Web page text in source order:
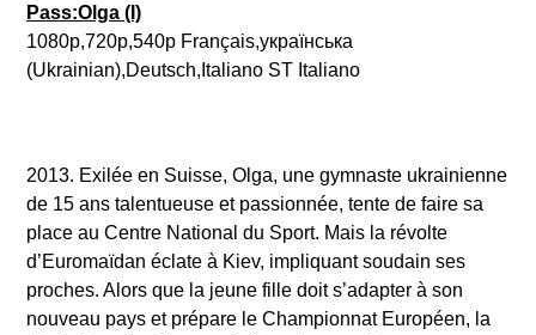
Pass:Olga (I)
1080p,720p,540p Français,українська
(Ukrainian),Deutsch,Italiano ST Italiano
2013. Exilée en Suisse, Olga, une gymnaste ukrainienne
de 15 ans talentueuse et passionnée, tente de faire sa
place au Centre National du Sport. Mais la révolte
d’Euromaïdan éclate à Kiev, impliquant soudain ses
proches. Alors que la jeune fille doit s’adapter à son
nouveau pays et prépare le Championnat Européen, la